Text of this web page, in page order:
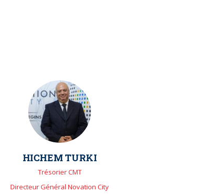
HICHEM TURKI
Trésorier CMT
Directeur Général Novation City